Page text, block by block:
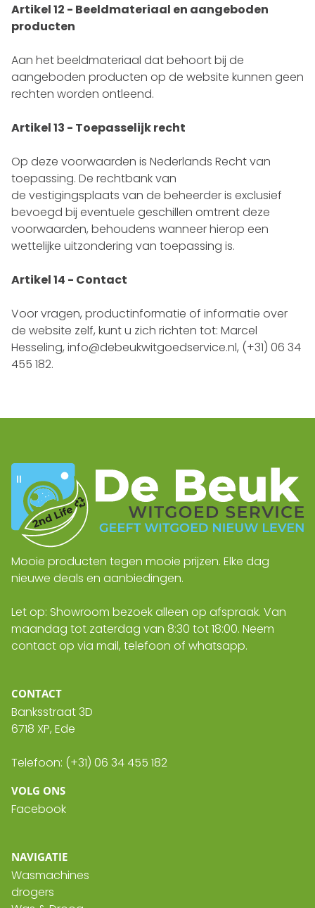
Artikel 12 - Beeldmateriaal en aangeboden
producten
Aan het beeldmateriaal dat behoort bij de
aangeboden producten op de website kunnen geen
rechten worden ontleend.
Artikel 13 - Toepasselijk recht
Op deze voorwaarden is Nederlands Recht van
toepassing. De rechtbank van
de vestigingsplaats van de beheerder is exclusief
bevoegd bij eventuele geschillen omtrent deze
voorwaarden, behoudens wanneer hierop een
wettelijke uitzondering van toepassing is.
Artikel 14 - Contact
Voor vragen, productinformatie of informatie over
de website zelf, kunt u zich richten tot: Marcel
Hesseling, info@debeukwitgoedservice.nl, (+31) 06 34
455 182.
Mooie producten tegen mooie prijzen. Elke dag
nieuwe deals en aanbiedingen.
Let op: Showroom bezoek alleen op afspraak. Van
maandag tot zaterdag van 8:30 tot 18:00. Neem
contact op via mail, telefoon of whatsapp.
CONTACT
Banksstraat 3D
6718 XP, Ede
Telefoon: (+31) 06 34 455 182
VOLG ONS
Facebook
NAVIGATIE
Wasmachines
drogers